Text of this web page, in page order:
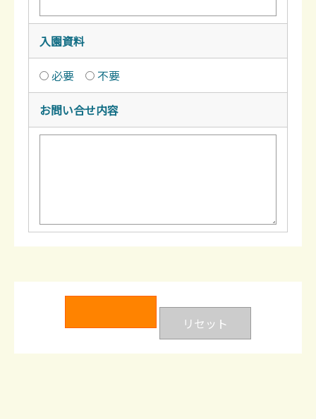
入園資料
必要 不要
お問い合せ内容